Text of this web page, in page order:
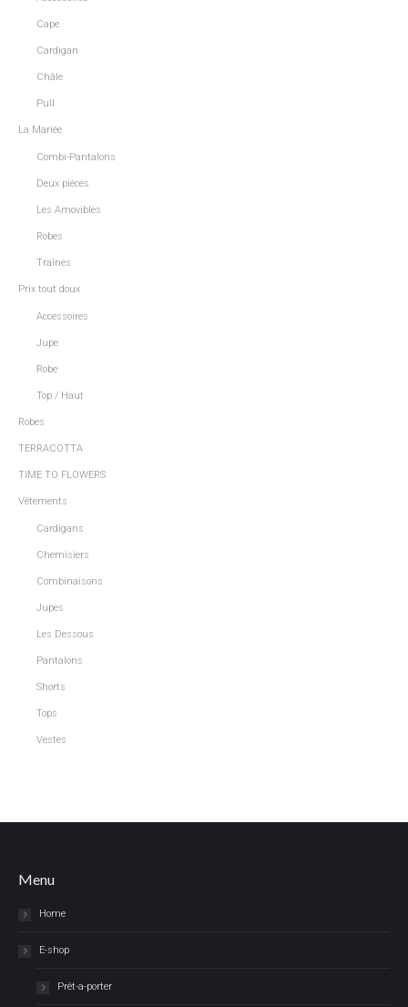
Cape
Cardigan
Châle
Pull
La Mariée
Combi-Pantalons
Deux pièces
Les Amovibles
Robes
Traînes
Prix tout doux
Accessoires
Jupe
Robe
Top / Haut
Robes
TERRACOTTA
TIME TO FLOWERS
Vêtements
Cardigans
Chemisiers
Combinaisons
Jupes
Les Dessous
Pantalons
Shorts
Tops
Vestes
Menu
Home
E-shop
Prêt-a-porter